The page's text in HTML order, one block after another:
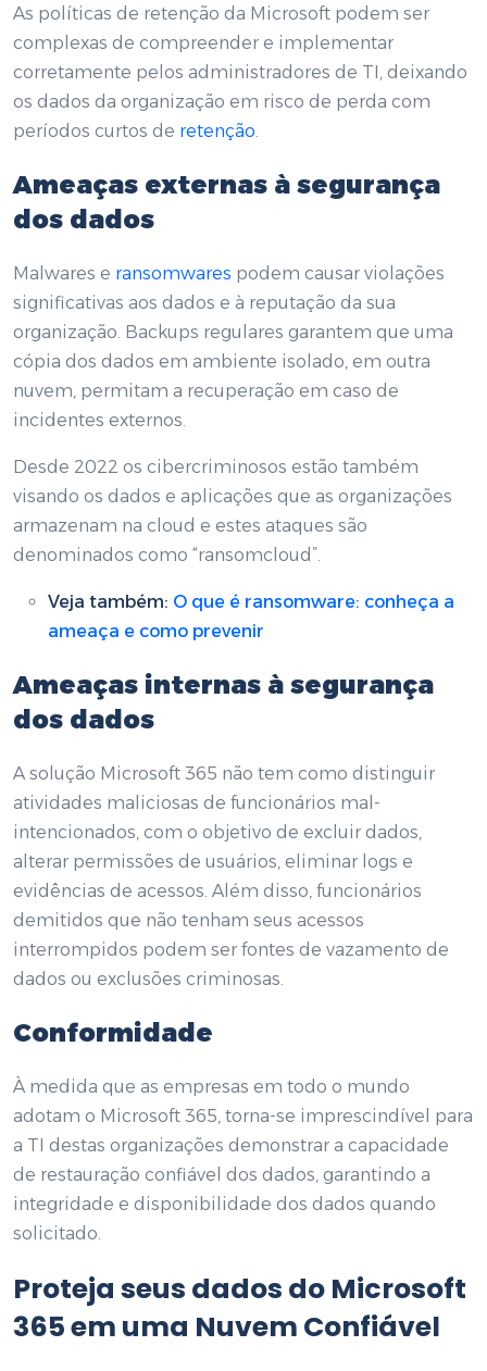
As políticas de retenção da Microsoft podem ser
complexas de compreender e implementar
corretamente pelos administradores de TI, deixando
os dados da organização em risco de perda com
períodos curtos de retenção.
Ameaças externas à segurança
dos dados
Malwares e ransomwares podem causar violações
significativas aos dados e à reputação da sua
organização. Backups regulares garantem que uma
cópia dos dados em ambiente isolado, em outra
nuvem, permitam a recuperação em caso de
incidentes externos.
Desde 2022 os cibercriminosos estão também
visando os dados e aplicações que as organizações
armazenam na cloud e estes ataques são
denominados como “ransomcloud”.
Veja também: O que é ransomware: conheça a
ameaça e como prevenir
Ameaças internas à segurança
dos dados
A solução Microsoft 365 não tem como distinguir
atividades maliciosas de funcionários mal-
intencionados, com o objetivo de excluir dados,
alterar permissões de usuários, eliminar logs e
evidências de acessos. Além disso, funcionários
demitidos que não tenham seus acessos
interrompidos podem ser fontes de vazamento de
dados ou exclusões criminosas.
Conformidade
À medida que as empresas em todo o mundo
adotam o Microsoft 365, torna-se imprescindível para
a TI destas organizações demonstrar a capacidade
de restauração confiável dos dados, garantindo a
integridade e disponibilidade dos dados quando
solicitado.
Proteja seus dados do Microsoft
365 em uma Nuvem Confiável